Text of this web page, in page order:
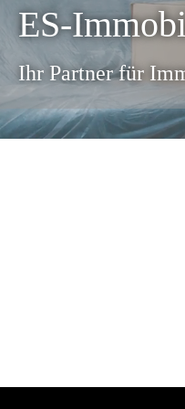
ES-
Ihr Partner für